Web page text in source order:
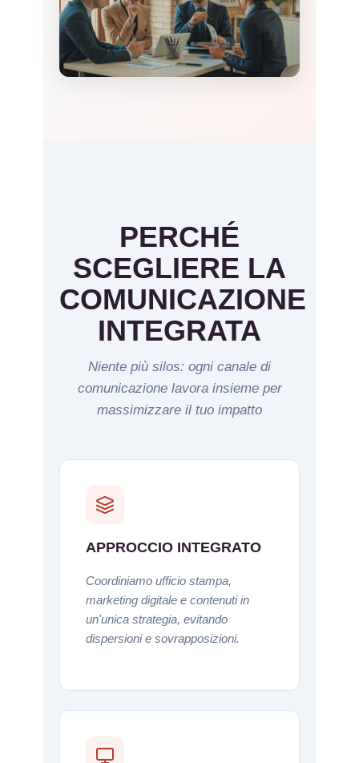
PERCHÉ
SCEGLIERE LA
COMUNICAZIONE
INTEGRATA
Niente più silos: ogni canale di
comunicazione lavora insieme per
massimizzare il tuo impatto
APPROCCIO INTEGRATO
Coordiniamo ufficio stampa,
marketing digitale e contenuti in
un'unica strategia, evitando
dispersioni e sovrapposizioni.